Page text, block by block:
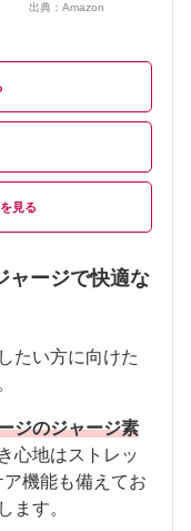
出典： Amazon
ャージで快適な
たい方に向けた
ジのジャージ素
心地はストレッ
機能も備えてお
ます。